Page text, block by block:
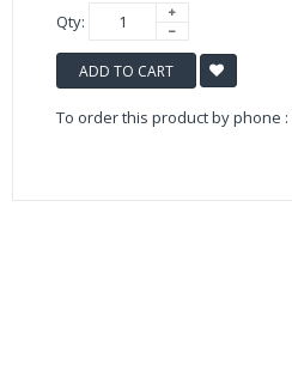
Qty:
ADD TO CART
To order this product by phone :